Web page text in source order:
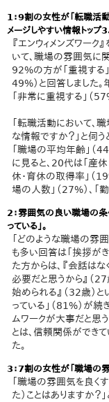
1：9割の女性が「転職活
メージしやすい情報トップ3
『エンウィメンズワー
いて、職場の雰囲気に
92%の方が「重視する
49%）と回答しました
「非常に重視する」（
「転職活動において、
な情報ですか？」と伺う
「職場の平均年齢」（
に見ると、20代は「産
休・育休の取得率」（
場の人数」（27%）、「
2：雰囲気の良い職場の条
っている」。
「どのような職場の雰
も多い回答は「挨拶が
た方からは、『会話はな
必要だと思うから』（
始められる』（32歳）
っている」（81%）が続
ムワークが大事だと思う
とは、信頼関係ができ
た。
3：7割の女性が「職場の雰
「職場の雰囲気を良く
た）ことはありますか？